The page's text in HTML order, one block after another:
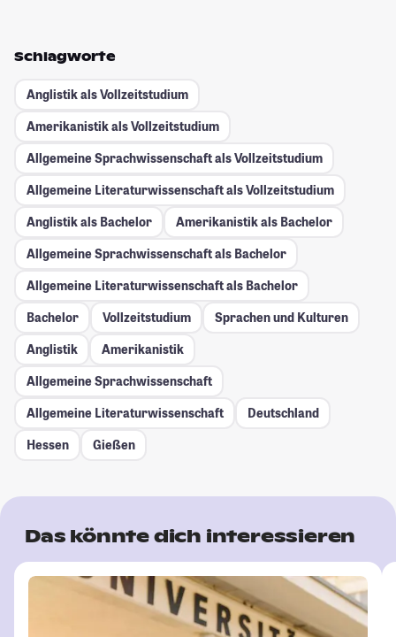
Schlagworte
Anglistik als Vollzeitstudium
Amerikanistik als Vollzeitstudium
Allgemeine Sprachwissenschaft als Vollzeitstudium
Allgemeine Literaturwissenschaft als Vollzeitstudium
Anglistik als Bachelor
Amerikanistik als Bachelor
Allgemeine Sprachwissenschaft als Bachelor
Allgemeine Literaturwissenschaft als Bachelor
Bachelor
Vollzeitstudium
Sprachen und Kulturen
Anglistik
Amerikanistik
Allgemeine Sprachwissenschaft
Allgemeine Literaturwissenschaft
Deutschland
Hessen
Gießen
Das könnte dich interessieren